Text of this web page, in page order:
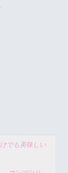
でも美味しい